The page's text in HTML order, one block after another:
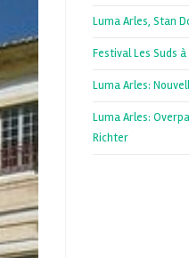
Luma Arles, Stan
Festival Les Suds
Luma Arles:
Luma Arles:
Richter